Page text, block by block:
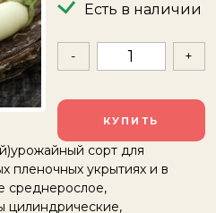
Есть в наличии
- +
КУПИТЬ
сорт для
пленочных укрытиях и в
среднерослое,
цилиндрические,